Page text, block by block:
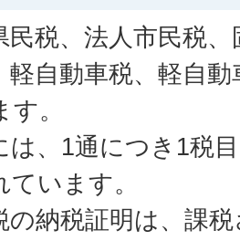
民税、法人市民税
軽自動車税、軽自
。
は、1通につき1税
います。
の納税証明は、課